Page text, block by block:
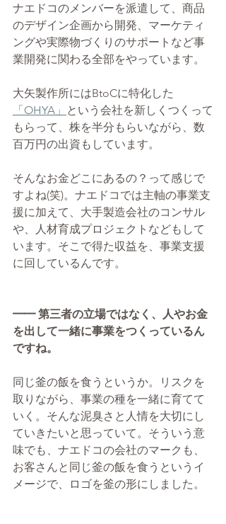
ナエドコのメンバーを派遣して、商品
のデザイン企画から開発、マーケティ
ングや実際物づくりのサポートなど事
業開発に関わる全部をやっています。
大矢製作所にはBtoCに特化した
「OHYA」 という会社を新しくつくって
もらって、株を半分もらいながら、数
百万円の出資もしています。
そんなお金どこにあるの？って感じで
すよね(笑)。ナエドコでは主軸の事業支
援に加えて、大手製造会社のコンサル
や、人材育成プロジェクトなどもして
います。そこで得た収益を、事業支援
に回しているんです。
━━ 第三者の立場ではなく、人やお金
を出して一緒に事業をつくっているん
ですね。
同じ釜の飯を食うというか。リスクを
取りながら、事業の種を一緒に育てて
いく。そんな泥臭さと人情を大切にし
ていきたいと思っていて。そういう意
味でも、ナエドコの会社のマークも、
お客さんと同じ釜の飯を食うというイ
メージで、ロゴを釜の形にしました。​​